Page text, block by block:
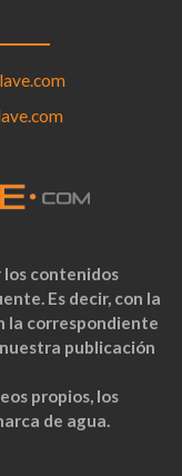
contenidos
Es decir, con la
la correspondiente
publicación
propios, los
de agua.